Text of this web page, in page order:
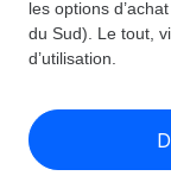
Pilotage
Toutes les
pays par
Simplifiez
États-Unis
OUTILS &
Outil de
Tarification
les options
du Sud). Le tout,
d’utilisation.